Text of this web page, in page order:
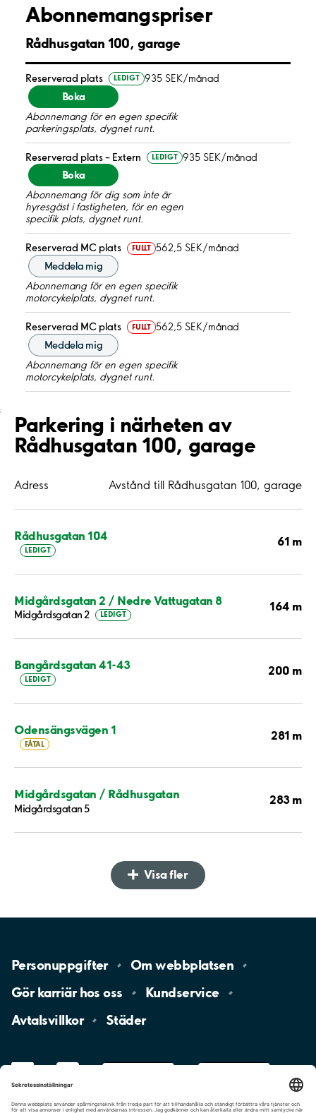
Abonnemangspriser
Rådhusgatan 100, garage
Reserverad plats LEDIGT 935 SEK/månad
Boka
Abonnemang för en egen specifik
parkeringsplats, dygnet runt.
Reserverad plats – Extern LEDIGT 935 SEK/månad
Boka
Abonnemang för dig som inte är
hyresgäst i fastigheten, för en egen
specifik plats, dygnet runt.
Reserverad MC plats FULLT
562,5 SEK/månad
Meddela mig
Abonnemang för en egen specifik
motorcykelplats, dygnet runt.
Reserverad MC plats FULLT
562,5 SEK/månad
Meddela mig
Abonnemang för en egen specifik
motorcykelplats, dygnet runt.
;
Parkering i närheten av
Rådhusgatan 100, garage
Adress Avstånd till Rådhusgatan 100, garage
Rådhusgatan 104
LEDIGT
61 m
Midgårdsgatan 2 / Nedre Vattugatan 8
Midgårdsgatan 2 LEDIGT
164 m
Bangårdsgatan 41-43
LEDIGT
200 m
Odensängsvägen 1
FÅTAL
281 m
Midgårdsgatan / Rådhusgatan
Midgårdsgatan 5
283 m
Visa fler
Personuppgifter Omwebbplatsen
Gör karriär hososs
Kundservice
Avtalsvillkor
Städer